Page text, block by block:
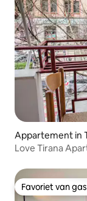
Appartement in
Love Tirana
Favoriet van
Favoriet van